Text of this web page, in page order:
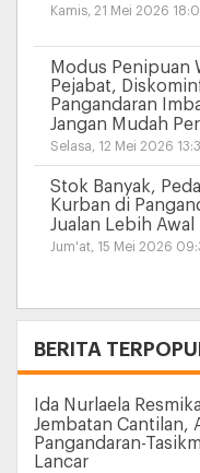
Kamis, 21 Mei 2026
Modus Penipuan
Pejabat,
Pangandaran
Jangan Mudah
Selasa, 12 Mei 2026
Stok Banyak,
Kurban di
Jualan Lebih Awal
Jum'at, 15 Mei 2026
BERITA
Ida Nurlaela
Jembatan Cantilan,
Pangandaran-
Lancar